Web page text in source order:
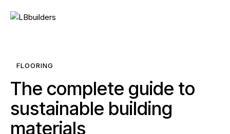
FLOORING
The complete guide to
sustainable building
materials